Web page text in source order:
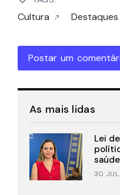
Cultura Destaques
Postar um
As mais lidas
Lei
30